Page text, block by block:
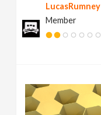
LucasRumney
Member